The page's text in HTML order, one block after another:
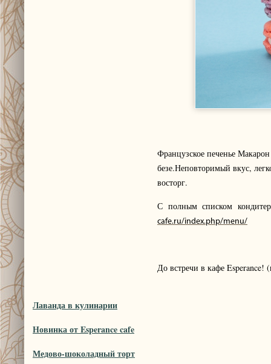
Французское печенье
безе.Неповторимый вкус,
восторг.
С полным списком
cafe.ru/index.php/menu/
До встречи в кафе
Лаванда в кулинарии
Новинка от Esperance cafe
Медово-шоколадный торт